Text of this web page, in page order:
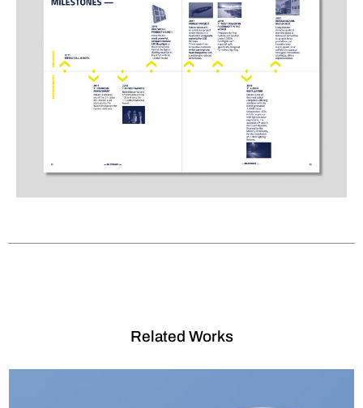
Related Works